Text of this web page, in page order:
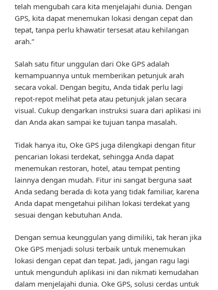
telah mengubah cara kita menjelajahi dunia. Dengan
GPS, kita dapat menemukan lokasi dengan cepat dan
tepat, tanpa perlu khawatir tersesat atau kehilangan
arah.”
Salah satu fitur unggulan dari Oke GPS adalah
kemampuannya untuk memberikan petunjuk arah
secara vokal. Dengan begitu, Anda tidak perlu lagi
repot-repot melihat peta atau petunjuk jalan secara
visual. Cukup dengarkan instruksi suara dari aplikasi ini
dan Anda akan sampai ke tujuan tanpa masalah.
Tidak hanya itu, Oke GPS juga dilengkapi dengan fitur
pencarian lokasi terdekat, sehingga Anda dapat
menemukan restoran, hotel, atau tempat penting
lainnya dengan mudah. Fitur ini sangat berguna saat
Anda sedang berada di kota yang tidak familiar, karena
Anda dapat mengetahui pilihan lokasi terdekat yang
sesuai dengan kebutuhan Anda.
Dengan semua keunggulan yang dimiliki, tak heran jika
Oke GPS menjadi solusi terbaik untuk menemukan
lokasi dengan cepat dan tepat. Jadi, jangan ragu lagi
untuk mengunduh aplikasi ini dan nikmati kemudahan
dalam menjelajahi dunia. Oke GPS, solusi cerdas untuk